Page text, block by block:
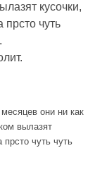
кусочки,
прсто чуть
они ни как
вылазят
чуть чуть